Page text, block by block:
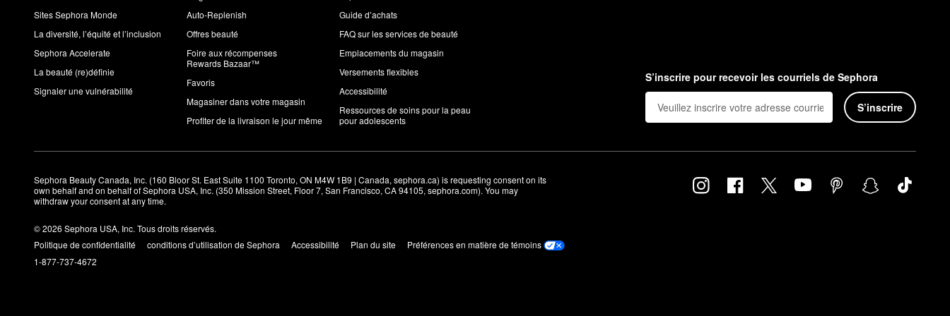
Sites Sephora Monde
La diversité, l’équité et l’inclusion
Sephora Accelerate
La beauté (re)définie
Signaler une vulnérabilité
Auto-Replenish
Offres beauté
Foire aux récompenses
Rewards Bazaar™
Favoris
Magasiner dans votre magasin
Profiter de la livraison le jour même
Guide d’achats
FAQ sur les services de beauté
Emplacements du magasin
Versements flexibles
Accessibilité
Ressources de soins pour la peau
pour adolescents
S’inscrire pour recevoir les courriels de Sephora
S’inscrire
Sephora Beauty Canada, Inc. (160 Bloor St. East Suite 1100 Toronto, ON M4W 1B9 | Canada, sephora.ca) is requesting consent on its
own behalf and on behalf of Sephora USA, Inc. (350 Mission Street, Floor 7, San Francisco, CA 94105, sephora.com). You may
withdraw your consent at any time.
© 2026 Sephora USA, Inc. Tous droits réservés.
Politique de confidentialité
conditions d’utilisation de Sephora Accessibilité Plan du site
Préférences en matière de témoins
1-877-737-4672